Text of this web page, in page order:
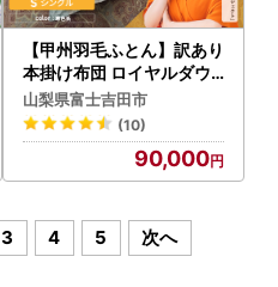
【甲州羽毛ふとん】訳あり
本掛け布団 ロイヤルダウ
ン93%増量1.3kg（ シング
ル）寒色 布団
山梨県富士吉田市
(10)
90,000
3 4 5 次へ